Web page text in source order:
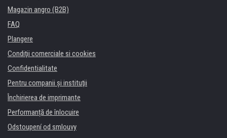
Magazin angro (B2B)
FAQ
Plangere
Condiţii comerciale si cookies
Confidentialitate
Pentru companii și instituţii
Închirierea de imprimante
Performanță de înlocuire
Odstoupení od smlouvy